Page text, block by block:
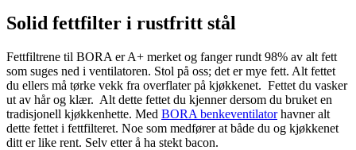
Solid fettfilter i rustfritt stål
Fettfiltrene til BORA er A+ merket og fanger rundt 98% av alt fett
som suges ned i ventilatoren. Stol på oss; det er mye fett. Alt fettet
du ellers må tørke vekk fra overflater på kjøkkenet. Fettet du vasker
ut av hår og klær. Alt dette fettet du kjenner dersom du bruket en
tradisjonell kjøkkenhette. Med BORA benkeventilatorhavner alt
dette fettet i fettfilteret. Noe som medfører at både du og kjøkkenet
ditt er like rent. Selv etter å ha stekt bacon.